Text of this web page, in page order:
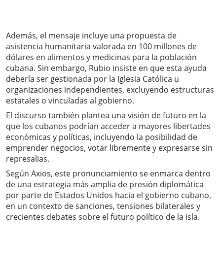
Además, el mensaje incluye una propuesta de
asistencia humanitaria valorada en 100 millones de
dólares en alimentos y medicinas para la población
cubana. Sin embargo, Rubio insiste en que esta ayuda
debería ser gestionada por la Iglesia Católica u
organizaciones independientes, excluyendo estructuras
estatales o vinculadas al gobierno.
El discurso también plantea una visión de futuro en la
que los cubanos podrían acceder a mayores libertades
económicas y políticas, incluyendo la posibilidad de
emprender negocios, votar libremente y expresarse sin
represalias.
Según Axios, este pronunciamiento se enmarca dentro
de una estrategia más amplia de presión diplomática
por parte de Estados Unidos hacia el gobierno cubano,
en un contexto de sanciones, tensiones bilaterales y
crecientes debates sobre el futuro político de la isla.